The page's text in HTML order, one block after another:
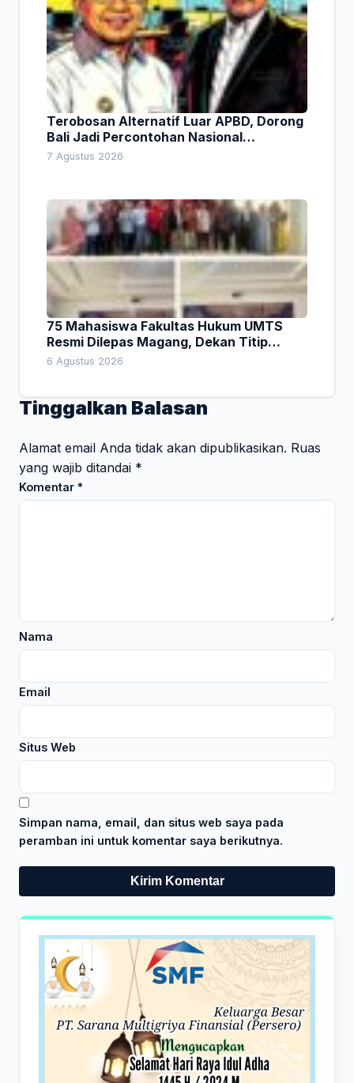
Terobosan Alternatif Luar APBD, Dorong
Bali Jadi Percontohan Nasional
Pembiayaan Daerah
7 Agustus 2026
75 Mahasiswa Fakultas Hukum UMTS
Resmi Dilepas Magang, Dekan Titip
Empat Pesan Penting
6 Agustus 2026
Tinggalkan Balasan
Alamat email Anda tidak akan dipublikasikan. Ruas
yang wajib ditandai *
Komentar *
Nama
Email
Situs Web
Simpan nama, email, dan situs web saya pada
peramban ini untuk komentar saya berikutnya.